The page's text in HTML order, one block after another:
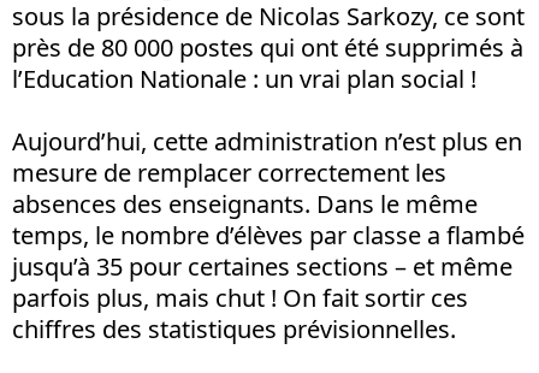
sous la présidence de Nicolas Sarkozy, ce sont
près de 80 000 postes qui ont été supprimés à
l’Education Nationale : un vrai plan social !
Aujourd’hui, cette administration n’est plus en
mesure de remplacer correctement les
absences des enseignants. Dans le même
temps, le nombre d’élèves par classe a flambé
jusqu’à 35 pour certaines sections – et même
parfois plus, mais chut ! On fait sortir ces
chiffres des statistiques prévisionnelles.